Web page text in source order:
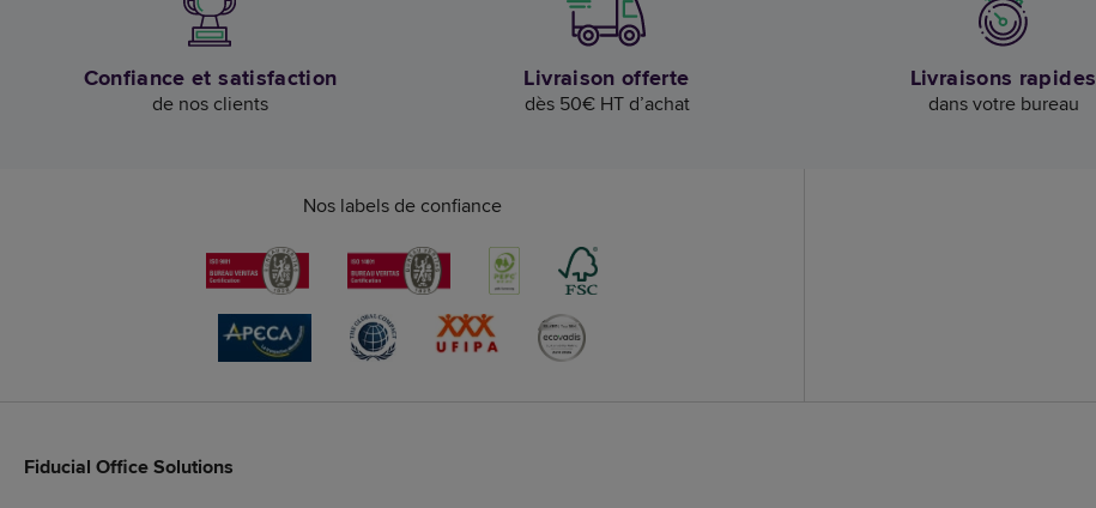
Confiance et satisfaction
de nos clients
Livraison offerte
dès 50€ HT d’achat
Livraisons rapides
dans votre bureau
Nos labels de confiance
Fiducial Office Solutions